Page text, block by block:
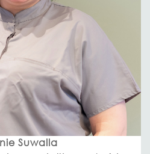
Suwalla